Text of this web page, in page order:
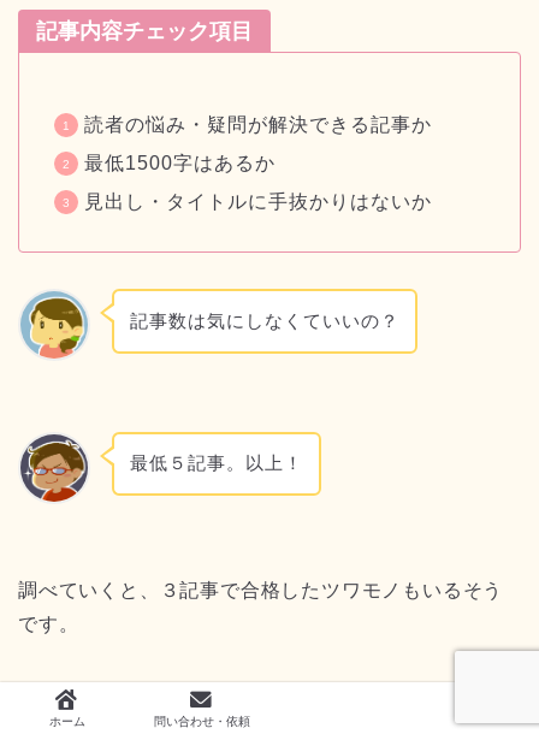
記事内容チェック項目
読者の悩み・疑問が解決できる記事か
最低1500字はあるか
見出し・タイトルに手抜かりはないか
記事数は気にしなくていいの？
最低５記事。以上！
調べていくと、３記事で合格したツワモノもいるそう
です。
ホーム 問い合わせ・依頼